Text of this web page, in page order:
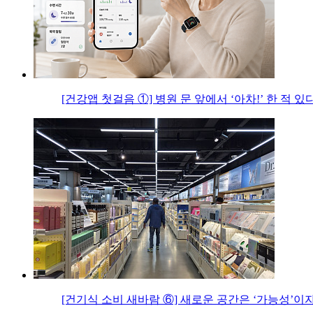
[건강앱 첫걸음 ①] 병원 문 앞에서 ‘아차!’ 한 적 있
[건기식 소비 새바람 ⑥] 새로운 공간은 ‘가능성’이